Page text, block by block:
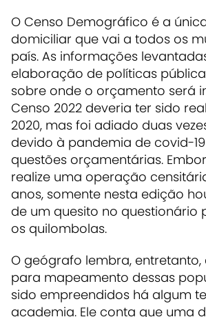
O Censo Demográfico é a
domiciliar que vai a todos os
país. As informações
elaboração de políticas
sobre onde o orçamento será
Censo 2022 deveria ter sido
2020, mas foi adiado duas
devido à pandemia de covid-
questões orçamentárias.
realize uma operação
anos, somente nesta edição
de um quesito no questionário
os quilombolas.
O geógrafo lembra,
para mapeamento dessas
sido empreendidos há algum
academia. Ele conta que uma